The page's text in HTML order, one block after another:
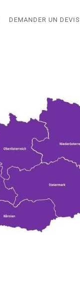
DEMANDER UN DEVIS